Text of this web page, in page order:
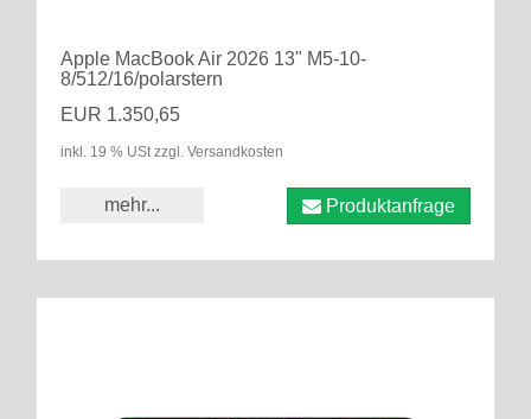
Apple MacBook Air 2026 13" M5-10-
8/512/16/polarstern
EUR 1.350,65
inkl. 19 % USt zzgl. Versandkosten
mehr... Produktanfrage